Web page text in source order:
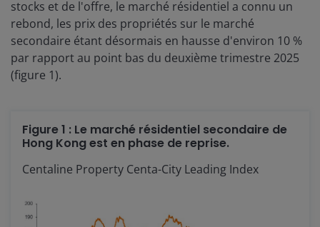
stocks et de l'offre, le marché résidentiel a connu un
rebond, les prix des propriétés sur le marché
secondaire étant désormais en hausse d'environ 10 %
par rapport au point bas du deuxième trimestre 2025
(figure 1).
Figure 1 : Le marché résidentiel secondaire de
Hong Kong est en phase de reprise.
Centaline Property Centa-City Leading Index